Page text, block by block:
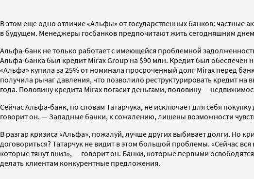
В этом еще одно отличие «Альфы» от государственных банков:
в будущем. Менеджеры госбанков предпочитают жить сегодняшним
Альфа-банк не только работает с имеющейся проблемной
Альфа-банка был кредит Mirax Group на $90 млн. Кредит был обеспечен
«Альфа» купила за 25% от номинала просроченный долг Mirax перед
получила рычаг давления, что позволило реструктурировать кредит
года. Половину кредита Mirax погасит деньгами, половину —
Сейчас Альфа-банк, по словам Татарчука, не исключает для себя
говорит он. — Западные банки, к сожалению, лишены возможности
В разгар кризиса «Альфа», пожалуй, лучше других выбивает долги. Но
договориться? Татарчук не видит в этом большой проблемы. «Сейчас
которые тянут вниз», — говорит он. Банки, которые первыми
делать клиентам конкурентные предложения.